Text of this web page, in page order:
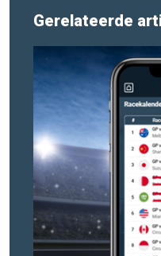
Gerelateerde